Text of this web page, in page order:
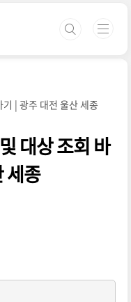
| 광주 대전 울산 세종
대상 조회 바
세종